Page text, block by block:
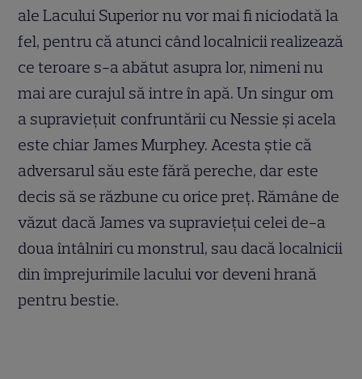
ale Lacului Superior nu vor mai fi niciodată la
fel, pentru că atunci când localnicii realizează
ce teroare s-a abătut asupra lor, nimeni nu
mai are curajul să intre în apă. Un singur om
a supravieţuit confruntării cu Nessie şi acela
este chiar James Murphey. Acesta ştie că
adversarul său este fără pereche, dar este
decis să se răzbune cu orice preţ. Rămâne de
văzut dacă James va supravieţui celei de-a
doua întâlniri cu monstrul, sau dacă localnicii
din împrejurimile lacului vor deveni hrană
pentru bestie.